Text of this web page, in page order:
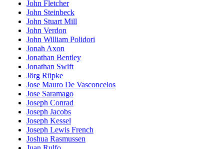
John Fletcher
John Steinbeck
John Stuart Mill
John Verdon
John William Polidori
Jonah Axon
Jonathan Bentley
Jonathan Swift
Jörg Rüpke
Jose Mauro De Vasconcelos
Jose Saramago
Joseph Conrad
Joseph Jacobs
Joseph Kessel
Joseph Lewis French
Joshua Rasmussen